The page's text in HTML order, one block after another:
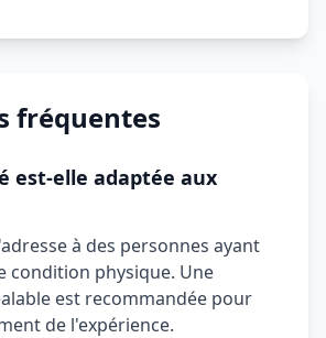
fréquentes
est-elle adaptée aux
à des personnes ayant
condition physique. Une
est recommandée pour
de l'expérience.